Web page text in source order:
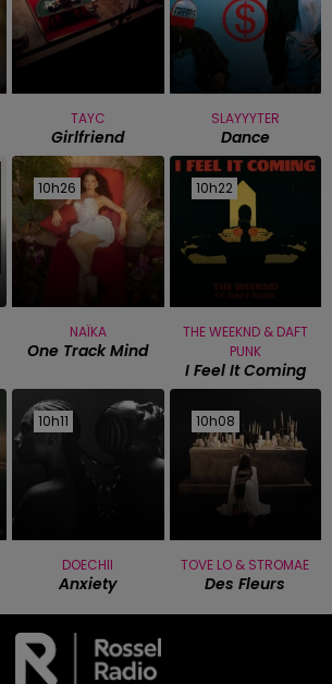
TAYC
Girlfriend
SLAYYYTER
Dance
10h26
10h26
NAÏKA
One Track Mind
10h22
10h22
THE WEEKND & DAFT
PUNK
I Feel It Coming
10h11
10h11
DOECHII
Anxiety
10h08
10h08
TOVE LO & STROMAE
Des Fleurs